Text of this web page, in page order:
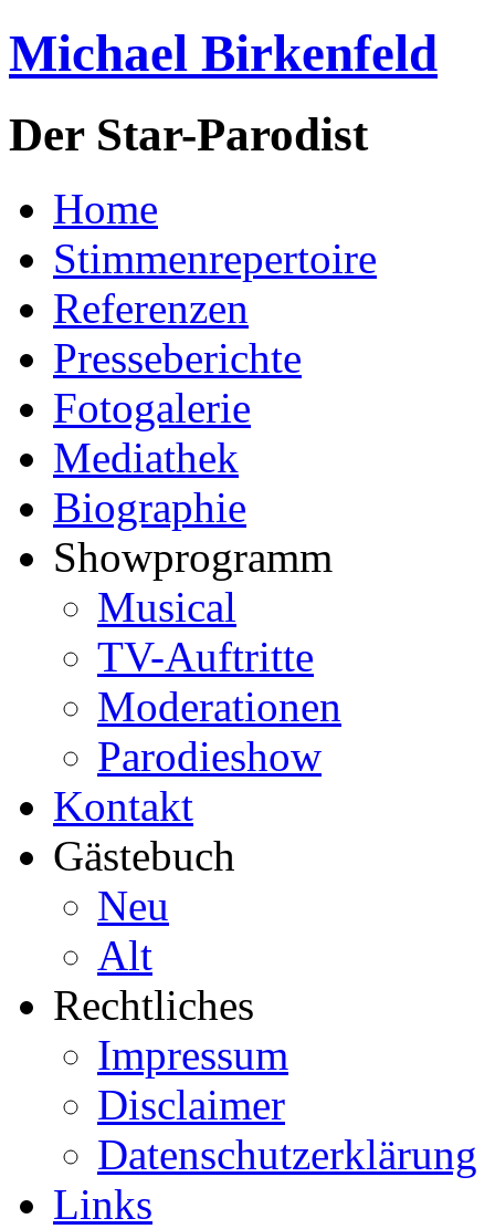
Michael Birkenfeld
Der Star-Parodist
Home
Stimmenrepertoire
Referenzen
Presseberichte
Fotogalerie
Mediathek
Biographie
Showprogramm
Musical
TV-Auftritte
Moderationen
Parodieshow
Kontakt
Gästebuch
Neu
Alt
Rechtliches
Impressum
Disclaimer
Datenschutzerklärung
Links